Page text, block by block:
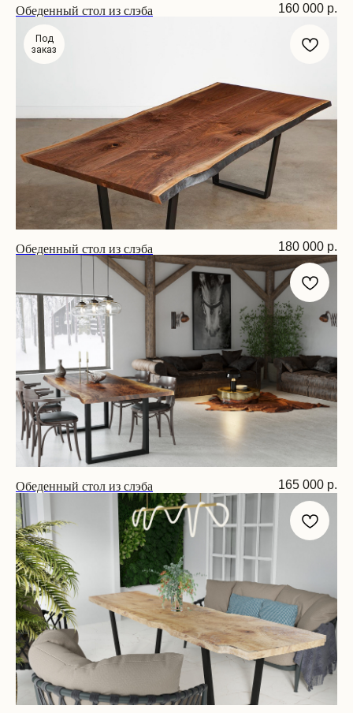
Обеденный стол из слэба
Размер: 200х100х75 см
160 000 р.
Под
заказ
Обеденный стол из слэба
Размер: 200х90х75 см
180 000 р.
Обеденный стол из слэба
Размер: 200х90х75 см
165 000 р.